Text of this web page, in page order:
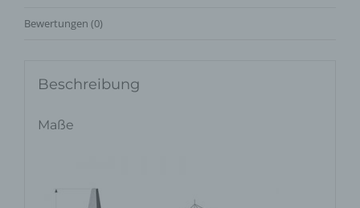
Bewertungen (0)
Beschreibung
Maße